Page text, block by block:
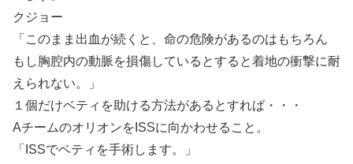
クジョー
「このまま出血が続くと、命の危険があるのはもちろん
もし胸腔内の動脈を損傷しているとすると着地の衝撃に耐
えられない。」
１個だけベティを助ける方法があるとすれば・・・
AチームのオリオンをISSに向かわせること。
「ISSでベティを手術します。」